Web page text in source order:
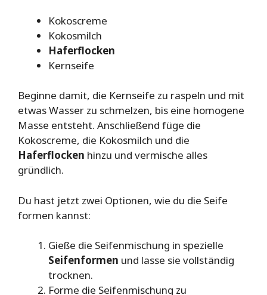
Kokoscreme
Kokosmilch
Haferflocken
Kernseife
Beginne damit, die Kernseife zu raspeln und mit
etwas Wasser zu schmelzen, bis eine homogene
Masse entsteht. Anschließend füge die
Kokoscreme, die Kokosmilch und die
Haferflocken hinzu und vermische alles
gründlich.
Du hast jetzt zwei Optionen, wie du die Seife
formen kannst:
Gieße die Seifenmischung in spezielle
Seifenformen und lasse sie vollständig
trocknen.
Forme die Seifenmischung zu